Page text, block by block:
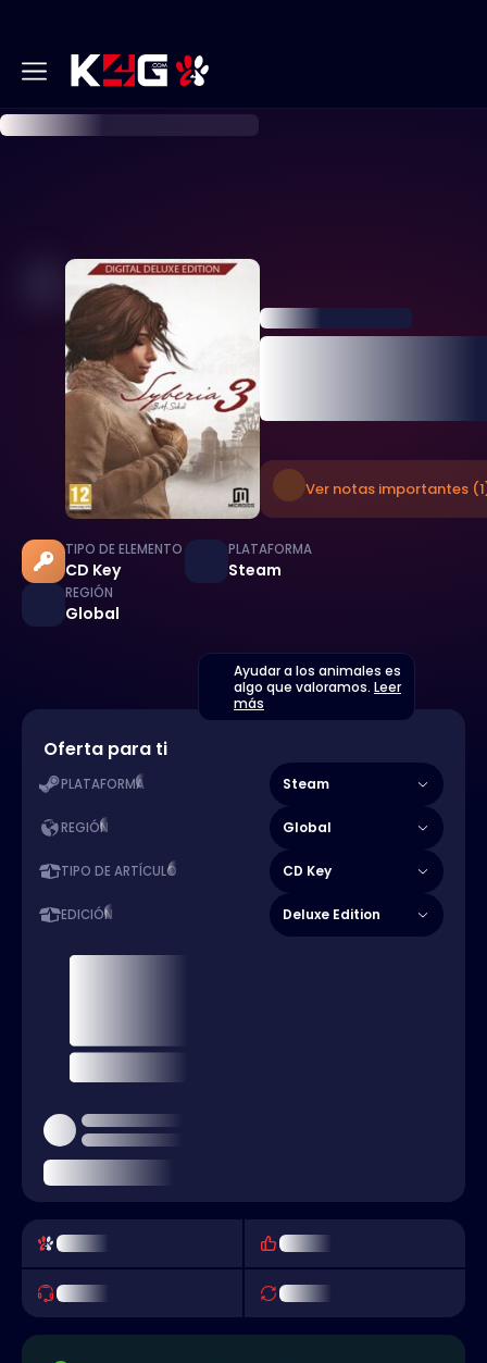
Ver notas importantes
TIPO DE ELEMENTO
CD Key
PLATAFORMA
Steam
REGIÓN
Global
Ayudar a los animales es
algo que valoramos. Leer
más
Oferta para ti
PLATAFORMA Steam
REGIÓN Global
TIPO DE ARTÍCULO CD Key
EDICIÓN Deluxe Edition